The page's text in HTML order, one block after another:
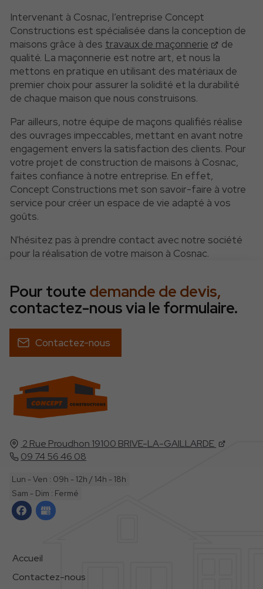
Intervenant à Cosnac, l’entreprise Concept
Constructions est spécialisée dans la conception de
maisons grâce à des travaux de maçonnerie
de
qualité. La maçonnerie est notre art, et nous la
mettons en pratique en utilisant des matériaux de
premier choix pour assurer la solidité et la durabilité
de chaque maison que nous construisons.
Par ailleurs, notre équipe de maçons qualifiés réalise
des ouvrages impeccables, mettant en avant notre
engagement envers la satisfaction des clients. Pour
votre projet de construction de maisons à Cosnac,
faites confiance à notre entreprise. En effet,
Concept Constructions met son savoir-faire à votre
service pour créer un espace de vie adapté à vos
goûts.
N'hésitez pas à prendre contact avec notre société
pour la réalisation de votre maison à Cosnac.
2 Rue Proudhon 19100 BRIVE-LA-GAILLARDE
09 74 56 46 08
Lun - Ven : 09h - 12h / 14h - 18h
Sam - Dim : Fermé
Accueil
Contactez-nous
Pour toute demande de devis,
contactez-nous via le formulaire.
Contactez-nous